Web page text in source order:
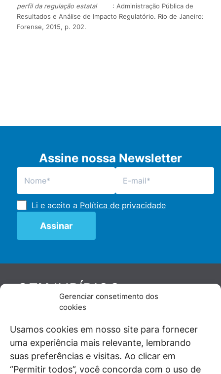
Gerenciar consetimento dos
cookies
Usamos cookies em nosso site para fornecer
uma experiência mais relevante, lembrando
suas preferências e visitas. Ao clicar em
“Permitir todos”, você concorda com o uso de
perfil da regulação estatal
: Administração Pública de
Resultados e Análise de Impacto Regulatório. Rio de Janeiro:
Forense, 2015, p. 202.
Assine nossa Newsletter
Li e aceito a Política de privacidade
GENJURÍDICO
De maneira independente, os autores e
juristas e doutrinadores nacionais, se posicionam
diante de questões relevantes do cotidiano e
universo jurídico.